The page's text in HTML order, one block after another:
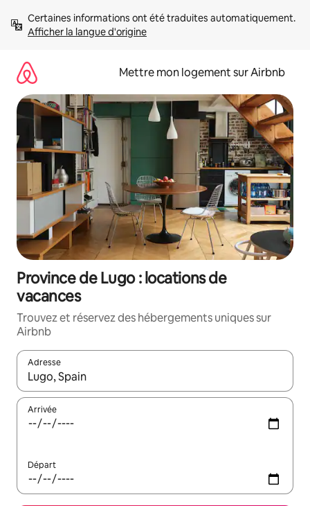
directement
Afficher la langue d'origine
Mettre mon logement sur Airbnb
Province de Lugo : locations de
vacances
Trouvez et réservez des hébergements uniques sur
Airbnb
Adresse
Lorsque les résultats s'affichent, utilisez les flèches vers le
Arrivée
Départ